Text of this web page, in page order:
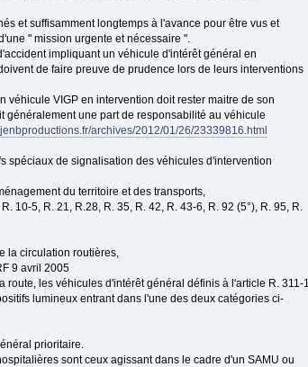
et suffisamment longtemps à l'avance pour être vus et
" mission urgente et nécessaire ".
impliquant un véhicule d'intérêt général en
de faire preuve de prudence lors de leurs interventions
véhicule VIGP en intervention doit rester maitre de son
une part de responsabilité au véhicule
archives/2012/01/26/23339816.html
spéciaux de signalisation des véhicules d'intervention
du territoire et des transports,
10-5, R. 21, R.28, R. 35, R. 42, R. 43-6, R. 92 (5°), R. 95, R.
la circulation routières,
9 avril 2005
les véhicules d'intérêt général définis à l'article R. 311-1
lumineux entrant dans l'une des deux catégories ci-
prioritaire.
sont ceux agissant dans le cadre d'un SAMU ou